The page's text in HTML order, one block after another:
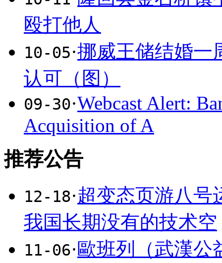
殴打他人
10-05·挪威王储结婚一
认可（图）
09-30·Webcast Alert:
Acquisition of A
推荐公告
12-18·超变态页游八号
我国长期没有的技术空
11-06·歐班列（武漢公